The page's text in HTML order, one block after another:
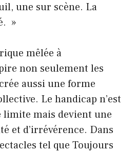
une sur scène. La
»
mêlée à
non seulement les
aussi une forme
Le handicap n’est
limite mais devient une
et d’irrévérence. Dans
tel que Toujours